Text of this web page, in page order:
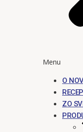
Menu
O
ZO